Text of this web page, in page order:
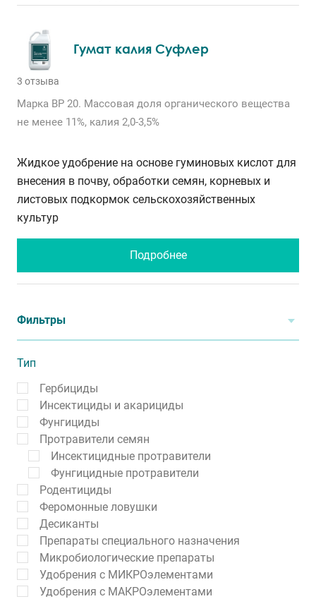
Гумат калия Суфлер
3 отзыва
Марка ВР 20. Массовая доля органического вещества
не менее 11%, калия 2,0-3,5%
Жидкое удобрение на основе гуминовых кислот для
внесения в почву, обработки семян, корневых и
листовых подкормок сельскохозяйственных
культур
Подробнее
Фильтры
Тип
Гербициды
Инсектициды и акарициды
Фунгициды
Протравители семян
Инсектицидные протравители
Фунгицидные протравители
Родентициды
Феромонные ловушки
Десиканты
Препараты специального назначения
Микробиологические препараты
Удобрения с МИКРОэлементами
Удобрения с МАКРОэлементами